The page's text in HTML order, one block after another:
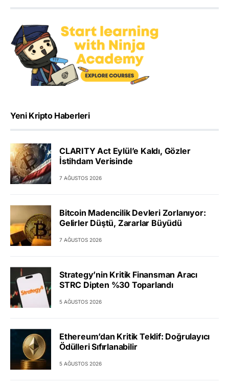
Yeni Kripto Haberleri
CLARITY Act Eylül’e Kaldı, Gözler
İstihdam Verisinde
7 AĞUSTOS 2026
Bitcoin Madencilik Devleri Zorlanıyor:
Gelirler Düştü, Zararlar Büyüdü
7 AĞUSTOS 2026
Strategy’nin Kritik Finansman Aracı
STRC Dipten %30 Toparlandı
5 AĞUSTOS 2026
Ethereum’dan Kritik Teklif: Doğrulayıcı
Ödülleri Sıfırlanabilir
5 AĞUSTOS 2026